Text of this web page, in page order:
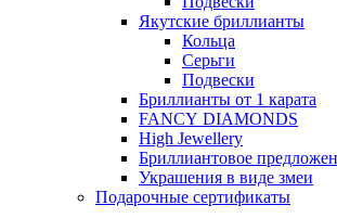
Якутские бриллианты
Кольца
Серьги
Подвески
Бриллианты от 1 карата
FANCY DIAMONDS
High Jewellery
Бриллиантовое
Украшения в виде змеи
Подарочные сертификаты